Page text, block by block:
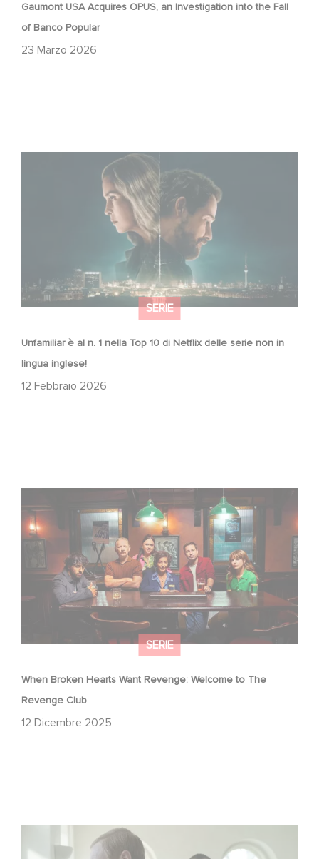
Gaumont USA Acquires OPUS, an Investigation into the Fall
of Banco Popular
23 Marzo 2026
SERIE
Unfamiliar è al n. 1 nella Top 10 di Netflix delle serie non in
lingua inglese!
12 Febbraio 2026
Unfamiliar è al n. 1 nella Top 10 di Netflix delle serie non in
SERIE
When Broken Hearts Want Revenge: Welcome to The
Revenge Club
12 Dicembre 2025
When Broken Hearts Want Revenge: Welcome to The
Revenge Club
Between power, secrets, and manipulation, discover
who is really pulling the strings.